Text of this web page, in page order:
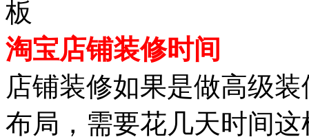
淘宝店铺装修时间
店铺装修如果是做高级
布局，需要花几天时间